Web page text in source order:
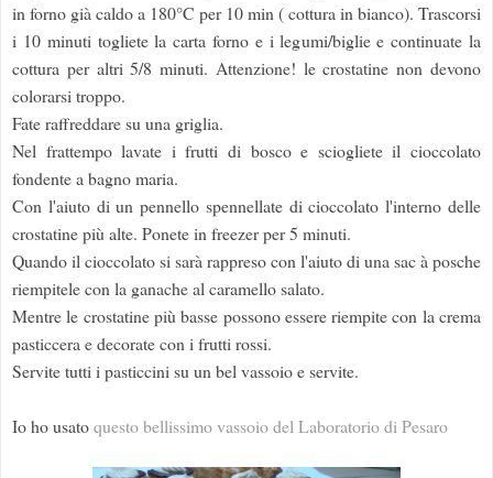
in forno già caldo a 180°C per 10 min ( cottura in bianco). Trascorsi
i 10 minuti togliete la carta forno e i legumi/biglie e continuate la
cottura per altri 5/8 minuti. Attenzione! le crostatine non devono
colorarsi troppo.
Fate raffreddare su una griglia.
Nel frattempo lavate i frutti di bosco e sciogliete il cioccolato
fondente a bagno maria.
Con l'aiuto di un pennello spennellate di cioccolato l'interno delle
crostatine più alte. Ponete in freezer per 5 minuti.
Quando il cioccolato si sarà rappreso con l'aiuto di una sac à posche
riempitele con la ganache al caramello salato.
Mentre le crostatine più basse possono essere riempite con la crema
pasticcera e decorate con i frutti rossi.
Servite tutti i pasticcini su un bel vassoio e servite.
Io ho usatoquesto bellissimo vassoio del Laboratorio di Pesaro